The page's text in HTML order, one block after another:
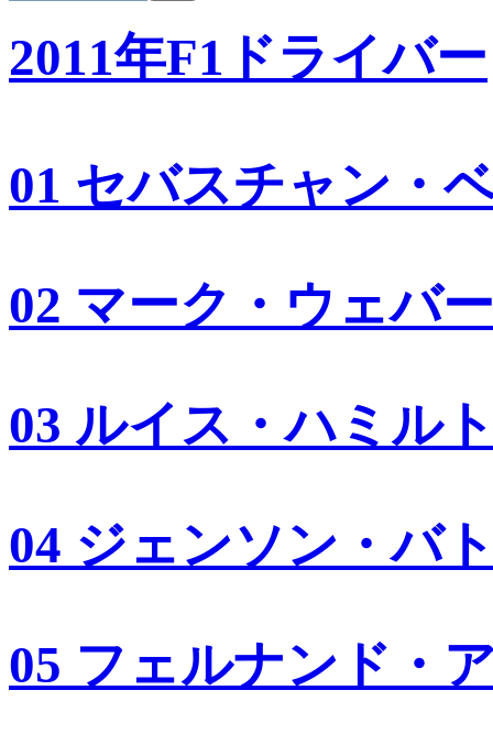
2011年F1ドライバー
01 セバスチャン・
02 マーク・ウェバー
03 ルイス・ハミル
04 ジェンソン・バ
05 フェルナンド・